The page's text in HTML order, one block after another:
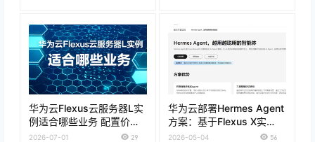
华为云Flexus云服务器L实
例适合哪些业务 配置价格
和购买建议
2026-07-01 29
华为云部署Hermes Agent
方案：基于Flexus X实
例/Flexus L实例 快速部署
2026-05-04 56